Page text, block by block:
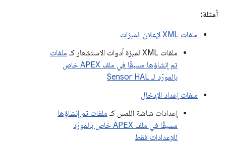
أمثلة:
ملفات XML لإعلان الميزات
ملفات XML لميزة أدوات الاستشعار كـ
ملفات
تم إنشاؤها مسبقًا في ملف APEX خاص
بالمورّد لـ Sensor HAL
ملفات إعداد الإدخال
إعدادات شاشة اللمس كـ ملفات تم إنشاؤها
مسبقًا في ملف APEX خاص بالمورّد
للإعدادات فقط